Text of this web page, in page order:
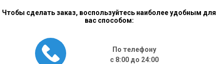
Чтобы сделать заказ, воспользуйтесь наиболее удобным для
вас способом:
По телефону
с 8:00 до 24:00